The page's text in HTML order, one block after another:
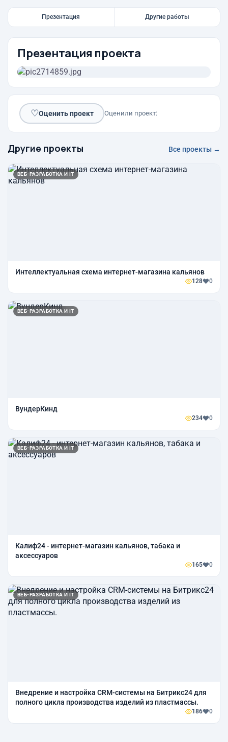
Презентация Другие работы
Презентация проекта
♡Оценить проект Оценили проект:
Другие проекты Все проекты →
ВЕБ-РАЗРАБОТКА И IT
Интеллектуальная схема интернет-магазина кальянов
128 0
ВЕБ-РАЗРАБОТКА И IT
ВундерКинд
234 0
ВЕБ-РАЗРАБОТКА И IT
Калиф24 - интернет-магазин кальянов, табака и
аксессуаров
165 0
ВЕБ-РАЗРАБОТКА И IT
Внедрение и настройка CRM-системы на Битрикс24 для
полного цикла производства изделий из пластмассы.
186 0